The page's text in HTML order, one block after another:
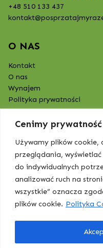
Cenimy
Używamy plików cookie,
przeglądania,
do indywidualnych
analizować ruch na
wszystkie” oznacza
plików cookie. Polityka
+48 510 133 437
O NAS
Kontakt
O nas
Wynajem
Polityka prywatności
BOJ Higiena |